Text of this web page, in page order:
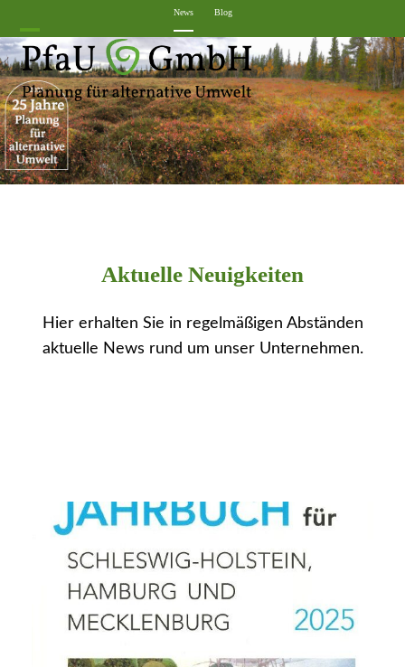
to
content
News Blog
Open
mobile
menu
Close
mobile
menu
Aktuelle Neuigkeiten
Hier erhalten Sie in regelmäßigen Abständen
aktuelle News rund um unser Unternehmen.